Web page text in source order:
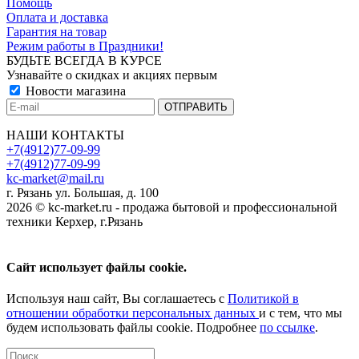
Помощь
Оплата и доставка
Гарантия на товар
Режим работы в Праздники!
БУДЬТЕ ВСЕГДА В КУРСЕ
Узнавайте о скидках и акциях первым
Новости магазина
НАШИ КОНТАКТЫ
+7(4912)77-09-99
+7(4912)77-09-99
kc-market@mail.ru
г. Рязань ул. Большая, д. 100
2026 © kc-market.ru - продажа бытовой и профессиональной
техники Керхер, г.Рязань
Сайт использует файлы cookie.
Используя наш сайт, Вы соглашаетесь с Политикой в
отношении обработки персональных данных и с тем, что мы
будем использовать файлы cookie. Подробнее по ссылке.